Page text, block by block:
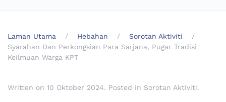
Laman Utama Hebahan
Sorotan Aktiviti
Syarahan Dan Perkongsian Para Sarjana, Pugar Tradisi
Keilmuan Warga KPT
Written on 10 Oktober 2024. Posted in Sorotan Aktiviti.